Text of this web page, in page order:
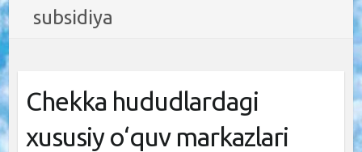
subsidiya
Chekka hududlardagi
xususiy o‘quv markazlari